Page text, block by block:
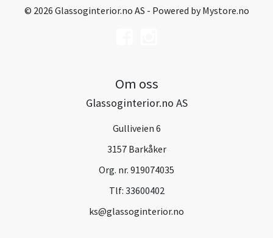
© 2026 Glassoginterior.no AS - Powered byMystore.no
Om oss
Glassoginterior.no AS
Gulliveien 6
3157 Barkåker
Org. nr. 919074035
Tlf: 33600402
ks@glassoginterior.no